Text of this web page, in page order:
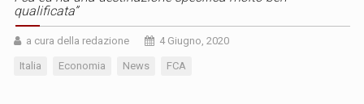
qualificata”
a cura della redazione 4 Giugno, 2020
Italia Economia News FCA